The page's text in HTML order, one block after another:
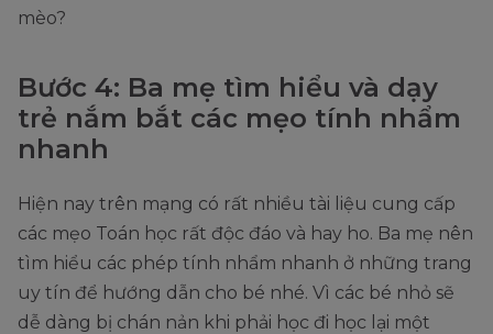
mèo?
Bước 4: Ba mẹ tìm hiểu và dạy
trẻ nắm bắt các mẹo tính nhẩm
nhanh
Hiện nay trên mạng có rất nhiều tài liệu cung cấp
các mẹo Toán học rất độc đáo và hay ho. Ba mẹ nên
tìm hiểu các phép tính nhẩm nhanh ở những trang
uy tín để hướng dẫn cho bé nhé. Vì các bé nhỏ sẽ
dễ dàng bị chán nản khi phải học đi học lại một